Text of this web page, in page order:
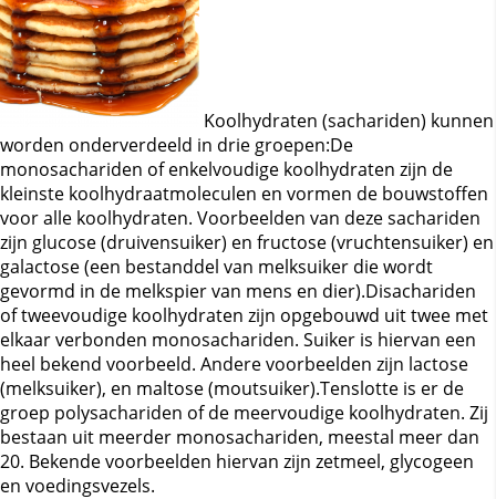
Koolhydraten (sachariden) kunnen
worden onderverdeeld in drie groepen:De
monosachariden of enkelvoudige koolhydraten zijn de
kleinste koolhydraatmoleculen en vormen de bouwstoffen
voor alle koolhydraten. Voorbeelden van deze sachariden
zijn glucose (druivensuiker) en fructose (vruchtensuiker) en
galactose (een bestanddel van melksuiker die wordt
gevormd in de melkspier van mens en dier).Disachariden
of tweevoudige koolhydraten zijn opgebouwd uit twee met
elkaar verbonden monosachariden. Suiker is hiervan een
heel bekend voorbeeld. Andere voorbeelden zijn lactose
(melksuiker), en maltose (moutsuiker).Tenslotte is er de
groep polysachariden of de meervoudige koolhydraten. Zij
bestaan uit meerder monosachariden, meestal meer dan
20. Bekende voorbeelden hiervan zijn zetmeel, glycogeen
en voedingsvezels.